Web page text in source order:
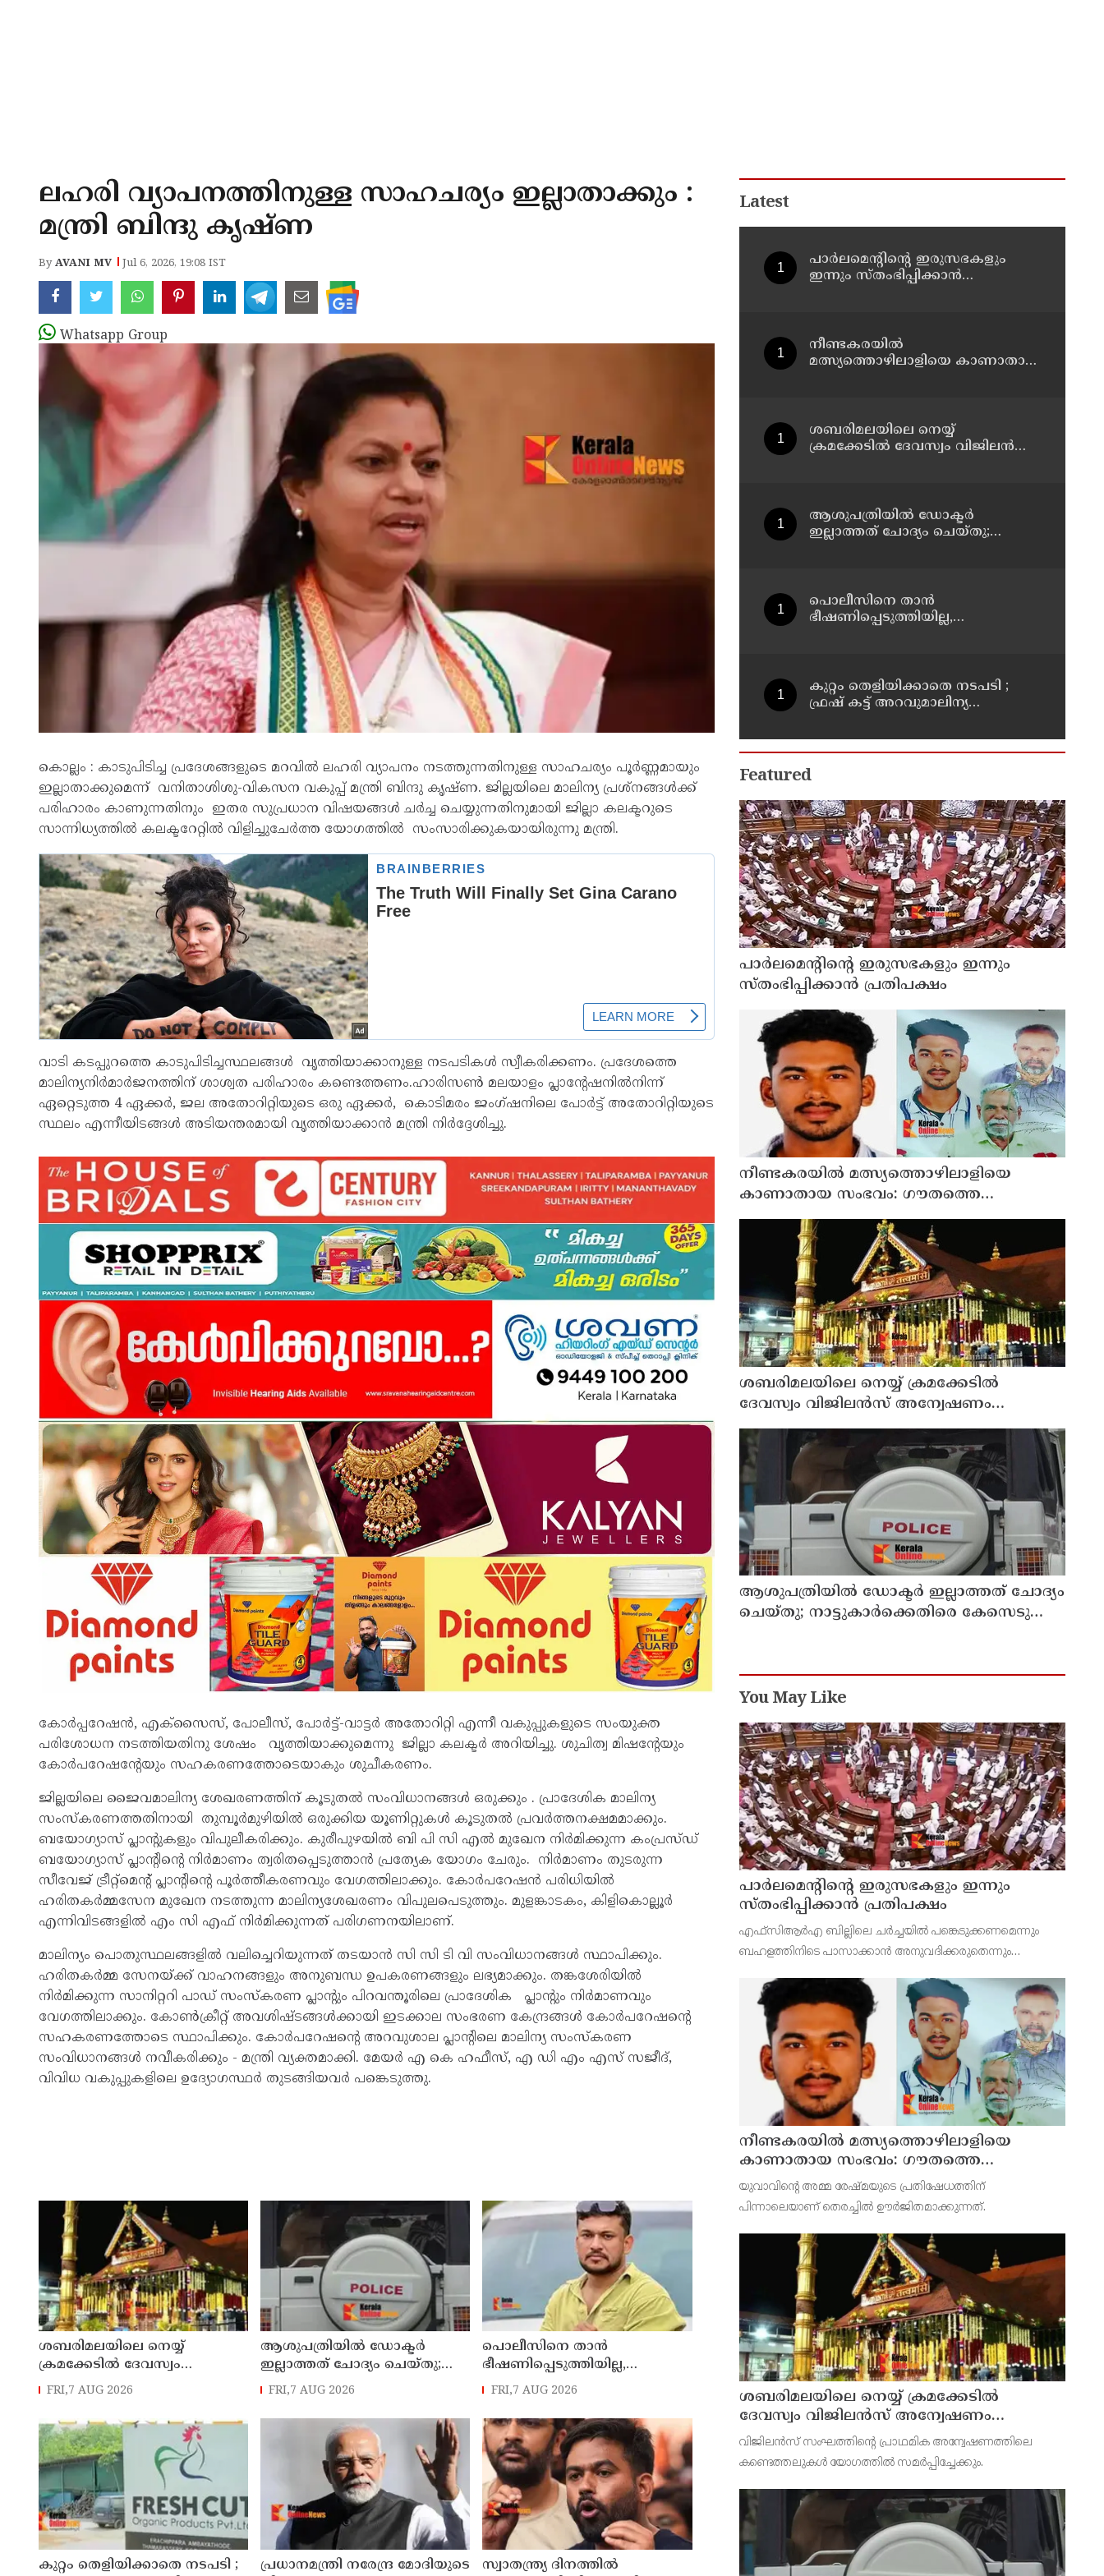
ലഹരി വ്യാപനത്തിനുള്ള സാഹചര്യം ഇല്ലാതാക്കും :
മന്ത്രി ബിന്ദു കൃഷ്ണ
ByAVANI MV Jul 6, 2026, 19:08 IST
Whatsapp Group
കൊല്ലം : കാടുപിടിച്ച പ്രദേശങ്ങളുടെ മറവിൽ ലഹരി വ്യാപനം നടത്തുന്നതിനുള്ള സാഹചര്യം പൂർണ്ണമായും
ഇല്ലാതാക്കുമെന്ന് വനിതാശിശു-വികസന വകുപ്പ് മന്ത്രി ബിന്ദു കൃഷ്ണ. ജില്ലയിലെ മാലിന്യ പ്രശ്‌നങ്ങൾക്ക്
പരിഹാരം കാണുന്നതിനും ഇതര സുപ്രധാന വിഷയങ്ങൾ ചർച്ച ചെയ്യുന്നതിനുമായി ജില്ലാ കലക്ടറുടെ
സാന്നിധ്യത്തിൽ കലക്ടറേറ്റിൽ വിളിച്ചുചേർത്ത യോഗത്തിൽ സംസാരിക്കുകയായിരുന്നു മന്ത്രി.
വാടി കടപ്പുറത്തെ കാടുപിടിച്ചസ്ഥലങ്ങൾ വൃത്തിയാക്കാനുള്ള നടപടികൾ സ്വീകരിക്കണം. പ്രദേശത്തെ
മാലിന്യനിർമാർജനത്തിന് ശാശ്വത പരിഹാരം കണ്ടെത്തണം.ഹാരിസൺ മലയാളം പ്ലാന്റേഷനിൽനിന്ന്
ഏറ്റെടുത്ത 4 ഏക്കർ, ജല അതോറിറ്റിയുടെ ഒരു ഏക്കർ, കൊടിമരം ജംഗ്ഷനിലെ പോർട്ട് അതോറിറ്റിയുടെ
സ്ഥലം എന്നീയിടങ്ങൾ അടിയന്തരമായി വൃത്തിയാക്കാൻ മന്ത്രി നിർദ്ദേശിച്ചു.
കോർപ്പറേഷൻ, എക്‌സൈസ്, പോലീസ്, പോർട്ട്-വാട്ടർ അതോറിറ്റി എന്നീ വകുപ്പുകളുടെ സംയുക്ത
പരിശോധന നടത്തിയതിനു ശേഷം വൃത്തിയാക്കുമെന്നു ജില്ലാ കലക്ടർ അറിയിച്ചു. ശുചിത്വ മിഷന്റേയും
കോർപറേഷന്റേയും സഹകരണത്തോടെയാകും ശുചീകരണം.
ജില്ലയിലെ ജൈവമാലിന്യ ശേഖരണത്തിന് കൂടുതൽ സംവിധാനങ്ങൾ ഒരുക്കും . പ്രാദേശിക മാലിന്യ
സംസ്‌കരണത്തതിനായി തുമ്പൂർമുഴിയിൽ ഒരുക്കിയ യൂണിറ്റുകൾ കൂടുതൽ പ്രവർത്തനക്ഷമമാക്കും.
ബയോഗ്യാസ് പ്ലാന്റുകളും വിപുലീകരിക്കും. കുരീപുഴയിൽ ബി പി സി എൽ മുഖേന നിർമിക്കുന്ന കംപ്രസ്ഡ്
ബയോഗ്യാസ് പ്ലാന്റിന്റെ നിർമാണം ത്വരിതപ്പെടുത്താൻ പ്രത്യേക യോഗം ചേരും. നിർമാണം തുടരുന്ന
സീവേജ് ട്രീറ്റ്‌മെന്റ് പ്ലാന്റിന്റെ പൂർത്തീകരണവും വേഗത്തിലാക്കും. കോർപറേഷൻ പരിധിയിൽ
ഹരിതകർമ്മസേന മുഖേന നടത്തുന്ന മാലിന്യശേഖരണം വിപുലപെടുത്തും. മുളങ്കാടകം, കിളികൊല്ലൂർ
എന്നിവിടങ്ങളിൽ എം സി എഫ് നിർമിക്കുന്നത് പരിഗണനയിലാണ്.
മാലിന്യം പൊതുസ്ഥലങ്ങളിൽ വലിച്ചെറിയുന്നത് തടയാൻ സി സി ടി വി സംവിധാനങ്ങൾ സ്ഥാപിക്കും.
ഹരിതകർമ്മ സേനയ്ക്ക് വാഹനങ്ങളും അനുബന്ധ ഉപകരണങ്ങളും ലഭ്യമാക്കും. തങ്കശേരിയിൽ
നിർമിക്കുന്ന സാനിറ്ററി പാഡ് സംസ്‌കരണ പ്ലാന്റും പിറവന്തൂരിലെ പ്രാദേശിക പ്ലാന്റും നിർമാണവും
വേഗത്തിലാക്കും. കോൺക്രീറ്റ് അവശിഷ്ടങ്ങൾക്കായി ഇടക്കാല സംഭരണ കേന്ദ്രങ്ങൾ കോർപറേഷന്റെ
സഹകരണത്തോടെ സ്ഥാപിക്കും. കോർപറേഷന്റെ അറവുശാല പ്ലാന്റിലെ മാലിന്യ സംസ്‌കരണ
സംവിധാനങ്ങൾ നവീകരിക്കും - മന്ത്രി വ്യക്തമാക്കി. മേയർ എ കെ ഹഫീസ്, എ ഡി എം എസ് സജീദ്,
വിവിധ വകുപ്പുകളിലെ ഉദ്യോഗസ്ഥർ തുടങ്ങിയവർ പങ്കെടുത്തു.
ശബരിമലയിലെ നെയ്യ്
ക്രമക്കേടില്‍ ദേവസ്വം
വിജിലന്‍സ് അന്വേഷണം
ദേവസ്വം ബോര്‍ഡ് യോഗം ഇന്ന്
FRI,7 AUG 2026
ആശുപത്രിയില്‍ ഡോക്ടര്‍
ഇല്ലാത്തത് ചോദ്യം ചെയ്തു;
നാട്ടുകാര്‍ക്കെതിരെ
FRI,7 AUG 2026
പൊലീസിനെ താന്‍
ഭീഷണിപ്പെടുത്തിയില്ല,
പൊലീസിനെ
സര്‍വീസില്‍ തുടരാന്‍
അനുവദിക്കില്ലെന്നാണ്
പറഞ്ഞത് ;
വിശദീകരണവുമായി അര്‍ജുന്‍
ആയങ്കി
FRI,7 AUG 2026
കുറ്റം തെളിയിക്കാതെ നടപടി ;
പ്രധാനമന്ത്രി നരേന്ദ്ര മോദിയുടെ
സ്വാതന്ത്ര്യ ദിനത്തില്‍
Latest
പാര്‍ലമെന്റിന്റെ ഇരുസഭകളും
ഇന്നും സ്തംഭിപ്പിക്കാന്‍
നീണ്ടകരയില്‍
മത്സ്യത്തൊഴിലാളിയെ കാണാതായ
ശബരിമലയിലെ നെയ്യ്
ക്രമക്കേടില്‍ ദേവസ്വം വിജിലന്‍സ്
ആശുപത്രിയില്‍ ഡോക്ടര്‍
ഇല്ലാത്തത് ചോദ്യം ചെയ്തു;
പൊലീസിനെ താന്‍
ഭീഷണിപ്പെടുത്തിയില്ല,
അനുവദിക്കില്ലെന്നാണ് പറഞ്ഞത് ;
വിശദീകരണവുമായി അര്‍ജുന്‍
കുറ്റം തെളിയിക്കാതെ നടപടി ;
ഫ്രഷ് കട്ട് അറവുമാലിന്യ
സ്റ്റോപ്പ് മെമ്മോയില്‍ ഗുരുതര
വീഴ്ചയെന്ന് ഹൈക്കോടതി
Featured
പാര്‍ലമെന്റിന്റെ ഇരുസഭകളും ഇന്നും
സ്തംഭിപ്പിക്കാന്‍ പ്രതിപക്ഷം
നീണ്ടകരയില്‍ മത്സ്യത്തൊഴിലാളിയെ
കാണാതായ സംഭവം: ഗൗതത്തെ
കാണാതായിട്ട് എട്ടാം ദിവസം
ശബരിമലയിലെ നെയ്യ് ക്രമക്കേടില്‍
ദേവസ്വം വിജിലന്‍സ് അന്വേഷണം
നടക്കവേ തിരുവിതാംകൂര്‍ ദേവസ്വം
ബോര്‍ഡ് യോഗം ഇന്ന്
ആശുപത്രിയില്‍ ഡോക്ടര്‍ ഇല്ലാത്തത് ചോദ്യം
ചെയ്തു; നാട്ടുകാര്‍ക്കെതിരെ കേസെടുത്ത്
You May Like
പാര്‍ലമെന്റിന്റെ ഇരുസഭകളും ഇന്നും
സ്തംഭിപ്പിക്കാന്‍ പ്രതിപക്ഷം
എഫ്‌സിആര്‍എ ബില്ലിലെ ചര്‍ച്ചയില്‍ പങ്കെടുക്കണമെന്നും
ബഹളത്തിനിടെ പാസാക്കാന്‍ അനുവദിക്കരുതെന്നും
നീണ്ടകരയില്‍ മത്സ്യത്തൊഴിലാളിയെ
കാണാതായ സംഭവം: ഗൗതത്തെ
കാണാതായിട്ട് എട്ടാം ദിവസം
യുവാവിന്റെ അമ്മ രേഷ്മയുടെ പ്രതിഷേധത്തിന്
പിന്നാലെയാണ് തെരച്ചില്‍ ഊര്‍ജിതമാക്കുന്നത്.
ശബരിമലയിലെ നെയ്യ് ക്രമക്കേടില്‍
ദേവസ്വം വിജിലന്‍സ് അന്വേഷണം
നടക്കവേ തിരുവിതാംകൂര്‍ ദേവസ്വം
ബോര്‍ഡ് യോഗം ഇന്ന്
വിജിലന്‍സ് സംഘത്തിന്റെ പ്രാഥമിക അന്വേഷണത്തിലെ
കണ്ടെത്തലുകള്‍ യോഗത്തില്‍ സമര്‍പ്പിച്ചേക്കും.